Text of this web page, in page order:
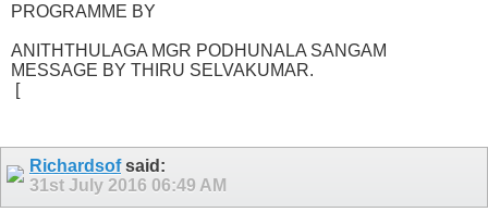
PROGRAMME BY
ANITHTHULAGA MGR PODHUNALA SANGAM
MESSAGE BY THIRU SELVAKUMAR.
[
Richardsofsaid:
31st July 2016 06:49 AM